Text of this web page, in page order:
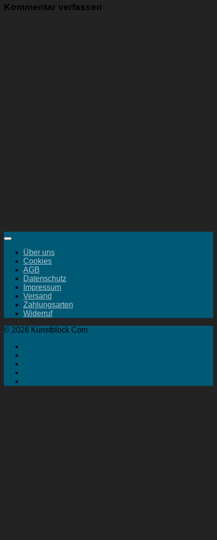
Kommentar verfassen
Über uns
Cookies
AGB
Datenschutz
Impressum
Versand
Zahlungsarten
Widerruf
© 2026 Kunstblock Com